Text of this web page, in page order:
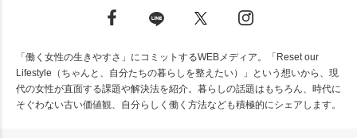
「働く女性の生きやすさ」にコミットするWEBメディア。「Reset our
Lifestyle（ちゃんと、自分たちの暮らしを整えたい）」という想いから、現
代の女性が直面する課題や解決法を紹介。暮らしの話題はもちろん、時代に
そぐわない古い価値観、自分らしく働く方法なども積極的にシェアします。